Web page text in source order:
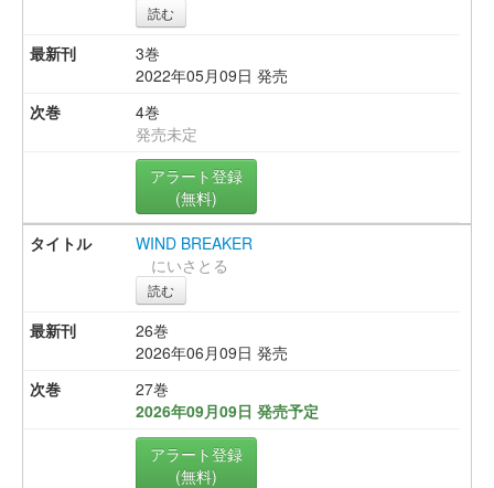
読む
3巻
2022年05月09日 発売
4巻
発売未定
アラート登録
(無料)
WIND BREAKER
にいさとる
読む
26巻
2026年06月09日 発売
27巻
2026年09月09日 発売予定
アラート登録
(無料)